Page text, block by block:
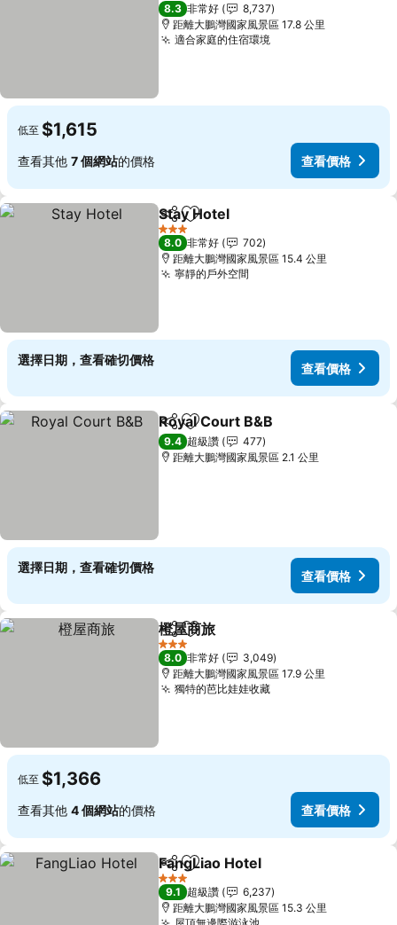
8.3 非常好
8,737
距離大鵬灣國家風景區 17.8 公里
適合家庭的住宿環境查看價格
低至 $1,615
查看其他 7 個網站的價格 查看價格
分享 加入我的最愛
Stay Hotel
3 星級
8.0 非常好
702
距離大鵬灣國家風景區 15.4 公里
寧靜的戶外空間
選擇日期，查看確切價格
查看價格
分享 加入我的最愛
Royal Court B&B
9.4 超級讚
477
距離大鵬灣國家風景區 2.1 公里
選擇日期，查看確切價格
查看價格
分享 加入我的最愛
橙屋商旅
3 星級
8.0 非常好
3,049
距離大鵬灣國家風景區 17.9 公里
獨特的芭比娃娃收藏查看價格
低至 $1,366
查看其他 4 個網站的價格 查看價格
分享 加入我的最愛
FangLiao Hotel
3 星級
9.1 超級讚
6,237
距離大鵬灣國家風景區 15.3 公里